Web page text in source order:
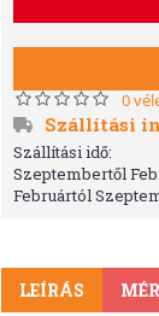
0
Szállítási
Szállítási idő:
Szeptembertől
Februártól
LEÍRÁS